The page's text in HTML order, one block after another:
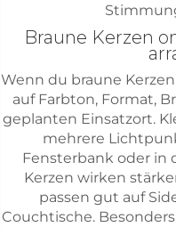
Braune Kerzen
Wenn du braune
auf Farbton, Format,
geplanten Einsatzort.
mehrere
Fensterbank oder in
Kerzen wirken
passen gut auf
Couchtische.